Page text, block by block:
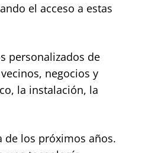
el acceso a estas
personalizados de
negocios y
la instalación, la
de los próximos años.